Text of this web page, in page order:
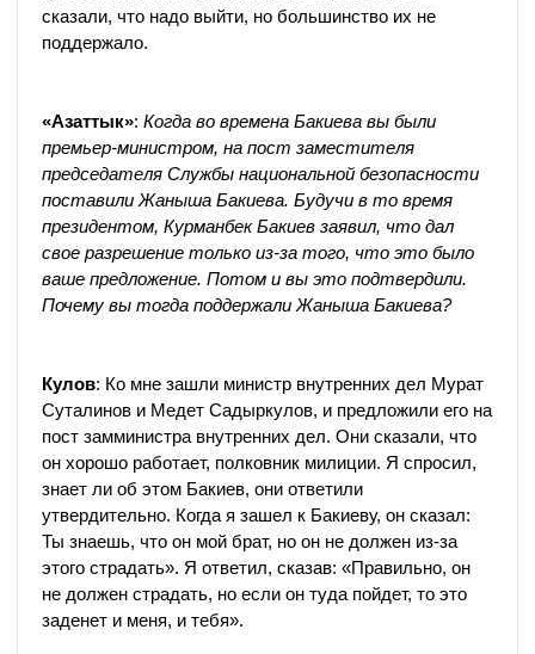
сказали, что надо выйти, но большинство их не
поддержало.
«Азаттык»: Когда во времена Бакиева вы были
премьер-министром, на пост заместителя
председателя Службы национальной безопасности
поставили Жаныша Бакиева. Будучи в то время
президентом, Курманбек Бакиев заявил, что дал
свое разрешение только из-за того, что это было
ваше предложение. Потом и вы это подтвердили.
Почему вы тогда поддержали Жаныша Бакиева?
Кулов: Ко мне зашли министр внутренних дел Мурат
Суталинов и Медет Садыркулов, и предложили его на
пост замминистра внутренних дел. Они сказали, что
он хорошо работает, полковник милиции. Я спросил,
знает ли об этом Бакиев, они ответили
утвердительно. Когда я зашел к Бакиеву, он сказал:
Ты знаешь, что он мой брат, но он не должен из-за
этого страдать». Я ответил, сказав: «Правильно, он
не должен страдать, но если он туда пойдет, то это
заденет и меня, и тебя».